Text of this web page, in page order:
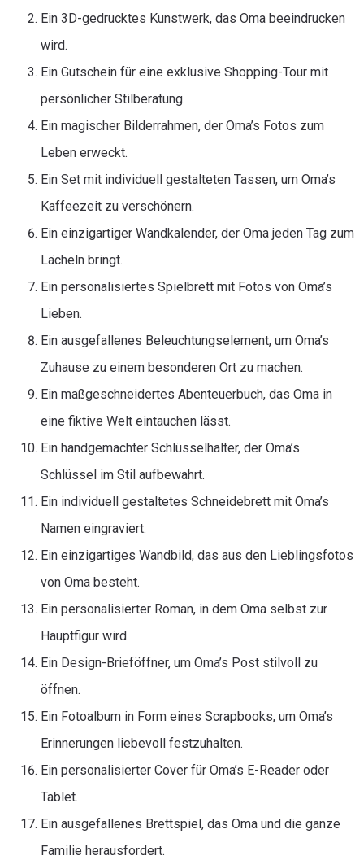
Ein 3D-gedrucktes Kunstwerk, das Oma beeindrucken
wird.
Ein Gutschein für eine exklusive Shopping-Tour mit
persönlicher Stilberatung.
Ein magischer Bilderrahmen, der Oma’s Fotos zum
Leben erweckt.
Ein Set mit individuell gestalteten Tassen, um Oma’s
Kaffeezeit zu verschönern.
Ein einzigartiger Wandkalender, der Oma jeden Tag zum
Lächeln bringt.
Ein personalisiertes Spielbrett mit Fotos von Oma’s
Lieben.
Ein ausgefallenes Beleuchtungselement, um Oma’s
Zuhause zu einem besonderen Ort zu machen.
Ein maßgeschneidertes Abenteuerbuch, das Oma in
eine fiktive Welt eintauchen lässt.
Ein handgemachter Schlüsselhalter, der Oma’s
Schlüssel im Stil aufbewahrt.
Ein individuell gestaltetes Schneidebrett mit Oma’s
Namen eingraviert.
Ein einzigartiges Wandbild, das aus den Lieblingsfotos
von Oma besteht.
Ein personalisierter Roman, in dem Oma selbst zur
Hauptfigur wird.
Ein Design-Brieföffner, um Oma’s Post stilvoll zu
öffnen.
Ein Fotoalbum in Form eines Scrapbooks, um Oma’s
Erinnerungen liebevoll festzuhalten.
Ein personalisierter Cover für Oma’s E-Reader oder
Tablet.
Ein ausgefallenes Brettspiel, das Oma und die ganze
Familie herausfordert.